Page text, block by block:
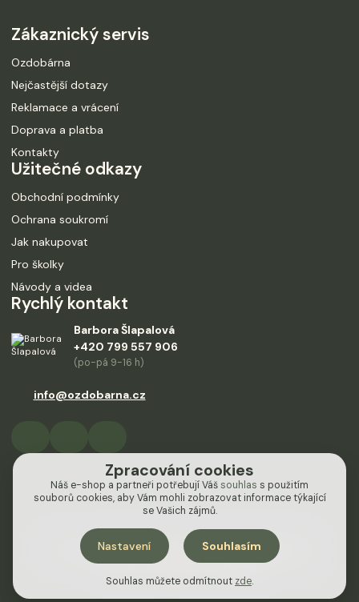
Zákaznický servis
Ozdobárna
Nejčastější dotazy
Reklamace a vrácení
Doprava a platba
Kontakty
Užitečné odkazy
Obchodní podmínky
Ochrana soukromí
Jak nakupovat
Pro školky
Návody a videa
Rychlý kontakt
Barbora Šlapalová
+420 799 557 906
(po-pá 9-16 h)
info@ozdobarna.cz
Design od Empiredesign nakódovalOndřejDvořák.com
Vytvořeno na
Eshop-rychle.cz
Zpracování cookies
Náš e-shop a partneři potřebují Váš souhlas s použitím
souborů cookies, aby Vám mohli zobrazovat informace týkající
se Vašich zájmů.
Nastavení Souhlasím
Souhlas můžete odmítnout zde.